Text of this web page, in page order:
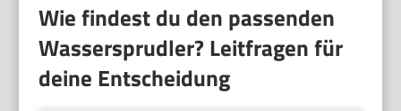
Wie findest du den passenden
Wassersprudler? Leitfragen für
deine Entscheidung